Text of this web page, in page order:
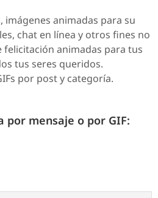
imágenes animadas para su
chat en línea y otros fines no
felicitación animadas para tus
tus seres queridos.
por post y categoría.
por mensaje o por GIF: